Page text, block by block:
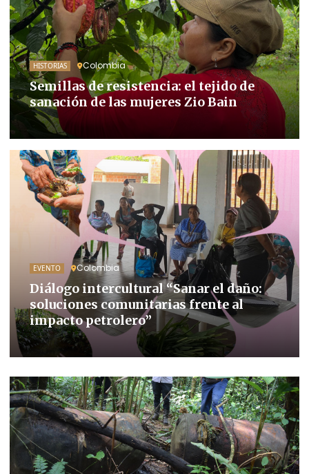
HISTORIAS Colombia
Semillas de resistencia: el tejido de
sanación de las mujeres Zio Bain
EVENTO Colombia
Diálogo intercultural “Sanar el daño:
soluciones comunitarias frente al
impacto petrolero”